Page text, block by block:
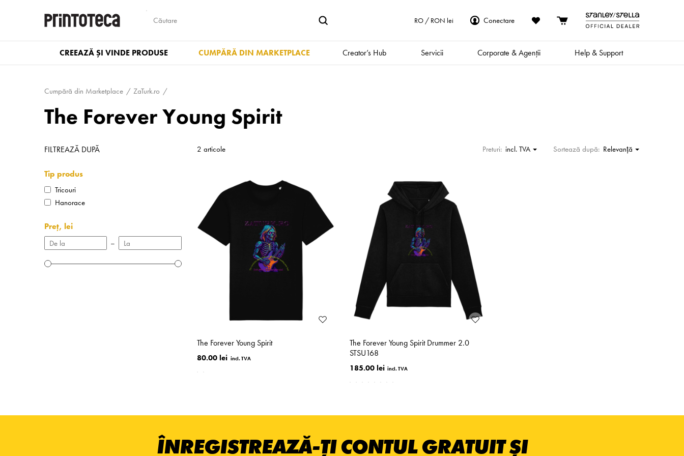
RO / RON lei Conectare
CREEAZĂ ȘI VINDE PRODUSE CUMPĂRĂ DIN MARKETPLACE Creator’s Hub Servicii Corporate & Agenții Help & Support
Cumpără din Marketplace ZaTurk.ro
The Forever Young Spirit
FILTREAZĂ DUPĂ
Tip produs
Tricouri
Hanorace
Preț, lei
–
2 articole Preturi: incl. TVA Sortează după: Relevanţă
The Forever Young Spirit
80.00 lei
The Forever Young Spirit Drummer 2.0
STSU168
185.00 lei
ÎNREGISTREAZĂ-ȚI CONTUL GRATUIT ȘI